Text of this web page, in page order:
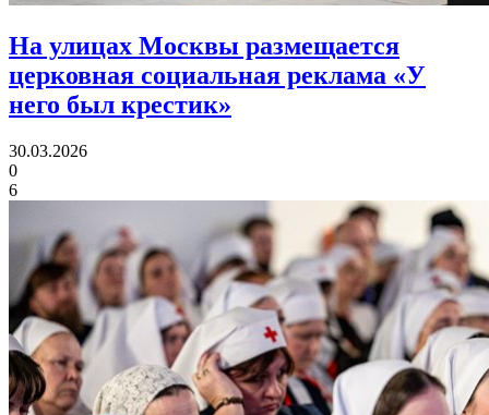
На улицах Москвы размещается
церковная социальная реклама «У
него был крестик»
30.03.2026
0
6